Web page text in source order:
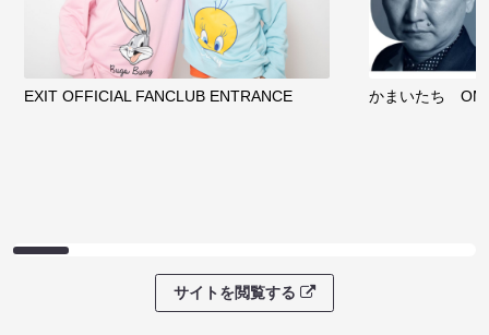
EXIT OFFICIAL FANCLUB ENTRANCE かまいたち
サイトを閲覧する